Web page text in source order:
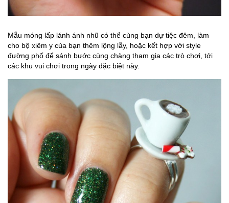
Mẫu móng lấp lánh ánh nhũ có thể cùng bạn dự tiệc đêm, làm
cho bộ xiêm y của bạn thêm lộng lẫy, hoặc kết hợp với style
đường phố để sánh bước cùng chàng tham gia các trò chơi, tới
các khu vui chơi trong ngày đặc biệt này.